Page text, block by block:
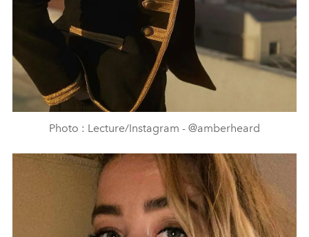
Photo : Lecture/Instagram - @amberheard